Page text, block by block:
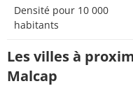
Densité pour 10 000
habitants
Les villes à
Malcap